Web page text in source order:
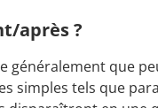
après ?
généralement que
simples tels que